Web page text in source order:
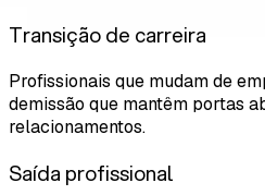
Transição de carreira
Profissionais que mudam de
demissão que mantêm portas
relacionamentos.
Saída profissional